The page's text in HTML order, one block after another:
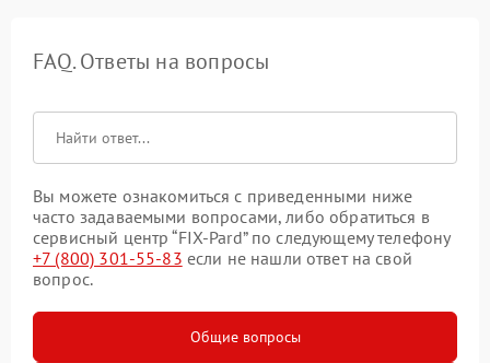
FAQ. Ответы на вопросы
Вы можете ознакомиться с приведенными ниже
часто задаваемыми вопросами, либо обратиться в
сервисный центр “FIX-Pard” по следующему телефону
+7 (800) 301-55-83 если не нашли ответ на свой
вопрос.
Общие вопросы